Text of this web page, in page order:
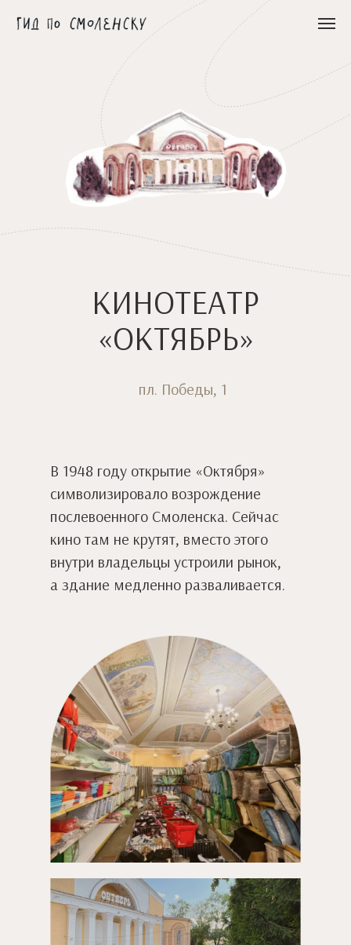
КИНОТЕАТР
«ОКТЯБРЬ»
пл. Победы, 1
В 1948 году открытие «Октября»
символизировало возрождение
послевоенного Смоленска. Сейчас
кино там не крутят, вместо этого
внутри владельцы устроили рынок,
а здание медленно разваливается.